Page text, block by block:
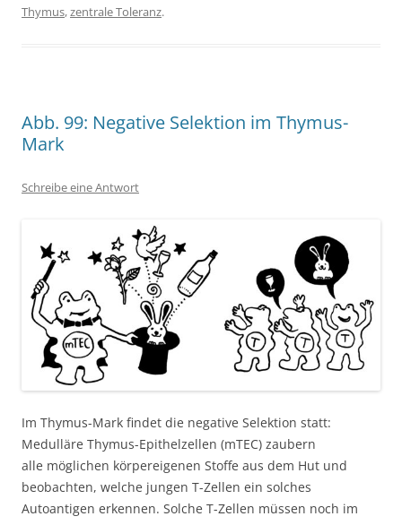
Thymus,zentrale Toleranz.
Abb. 99: Negative Selektion im Thymus-
Mark
Schreibe eine Antwort
Im Thymus-Mark findet die negative Selektion statt:
Medulläre Thymus-Epithelzellen (mTEC) zaubern
alle möglichen körpereigenen Stoffe aus dem Hut und
beobachten, welche jungen T-Zellen ein solches
Autoantigen erkennen. Solche T-Zellen müssen noch im